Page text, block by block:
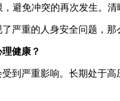
避免冲突的再次发生。
严重的人身安全问题，
健康？
到严重影响。长期处于